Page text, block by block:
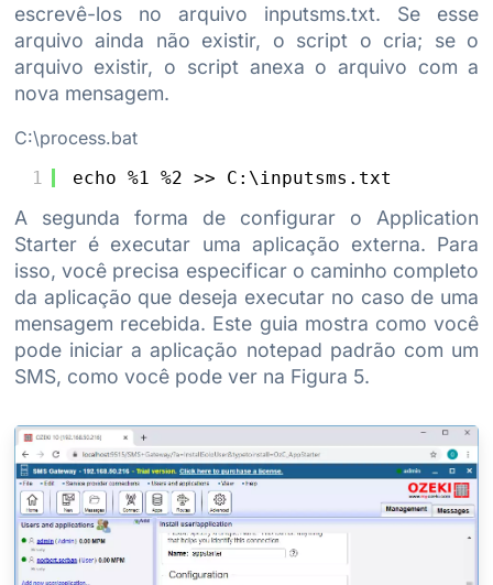
escrevê-los no arquivo inputsms.txt. Se esse
arquivo ainda não existir, o script o cria; se o
arquivo existir, o script anexa o arquivo com a
nova mensagem.
C:\process.bat
1 echo %1 %2 >> C:\inputsms.txt
A segunda forma de configurar o Application
Starter é executar uma aplicação externa. Para
isso, você precisa especificar o caminho completo
da aplicação que deseja executar no caso de uma
mensagem recebida. Este guia mostra como você
pode iniciar a aplicação notepad padrão com um
SMS, como você pode ver na Figura 5.